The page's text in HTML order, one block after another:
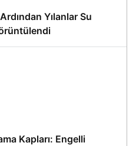
Yılanlar Su
Kapları: Engelli